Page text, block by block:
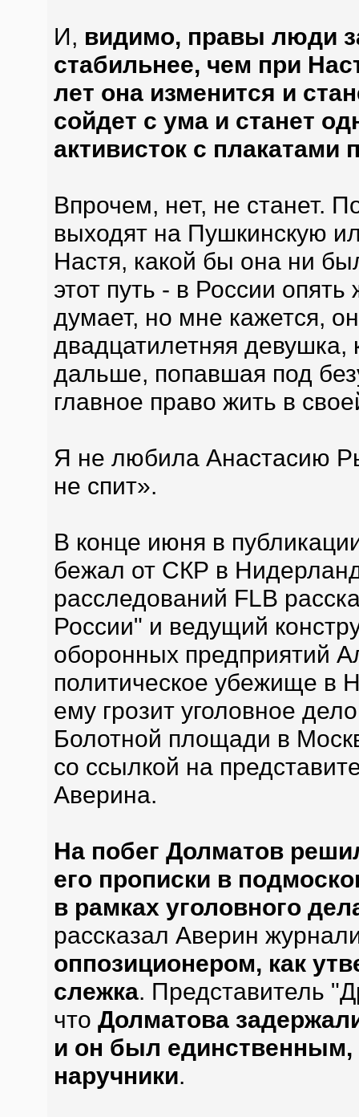
И, видимо, правы люди
стабильнее, чем при
лет она изменится и
сойдет с ума и станет
активисток с плакатами
Впрочем, нет, не станет.
выходят на Пушкинскую
Настя, какой бы она ни
этот путь - в России
думает, но мне кажется,
двадцатилетняя девушка,
дальше, попавшая под
главное право жить в
Я не любила Анастасию
не спит».
В конце июня в
бежал от СКР в
расследований FLB
России" и ведущий
оборонных предприятий
политическое убежище в
ему грозит уголовное
Болотной площади в
со ссылкой на
Аверина.
На побег Долматов
его прописки в
в рамках уголовного
рассказал Аверин
оппозиционером, как
слежка. Представитель
что Долматова
и он был единственным,
наручники.